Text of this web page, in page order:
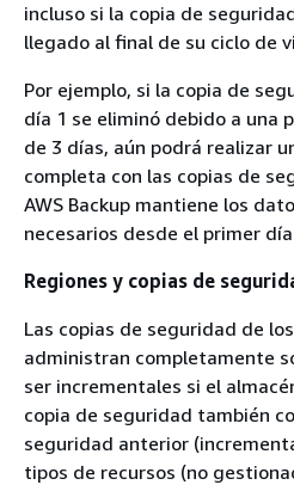
incluso si la copia de
llegado al final de su ciclo de
Por ejemplo, si la copia de
día 1 se eliminó debido a una
de 3 días, aún podrá realizar
completa con las copias de
AWS Backup mantiene los
necesarios desde el primer
Regiones y copias de
Las copias de seguridad de
administran completamente
ser incrementales si el
copia de seguridad también
seguridad anterior
tipos de recursos (no